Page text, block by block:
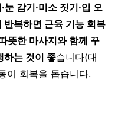
감기·미소 짓기·입 오
반복하면 근육 기능 회복
뜻한 마사지와 함께 꾸
하는 것이 좋습니다(대
이 회복을 돕습니다.